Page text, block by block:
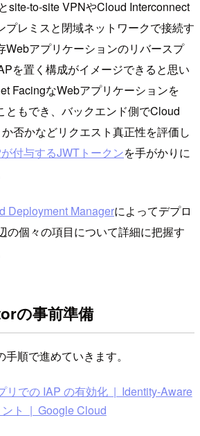
site-to-site VPNやCloud Interconnect
プレミスと閉域ネットワークで接続す
Webアプリケーションのリバースプ
を置く構成がイメージできると思い
FacingなWebアプリケーションを
ともでき、バックエンド側でCloud
否かなどリクエスト真正性を評価し
付与するJWTトークンを手がかりに
Deployment Managerによってデプロ
の個々の項目について詳細に把握す
の事前準備
順で進めていきます。
リでの IAP の有効化 | Identity-Aware
ント | Google Cloud